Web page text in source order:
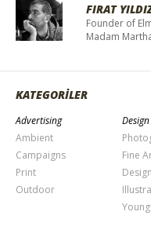
FIRAT
Founder of
Madam
KATEGORİLER
Advertising
Ambient
Campaigns
Print
Outdoor
Fine
Design